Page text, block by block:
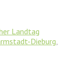
Landtag
Dieburg